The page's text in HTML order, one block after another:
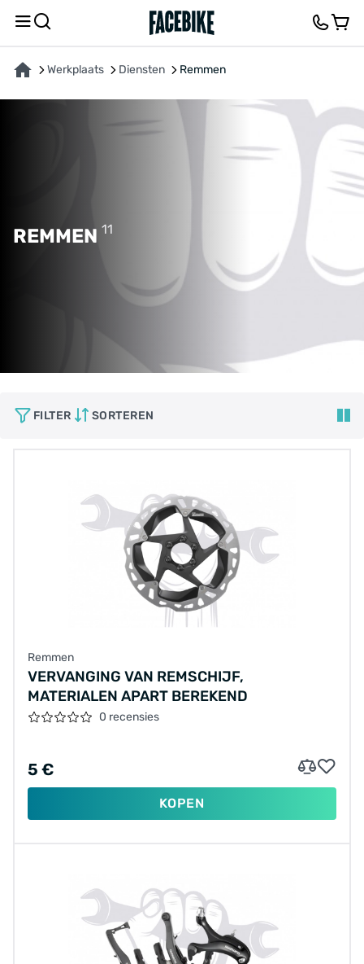
Werkplaats Diensten Remmen
REMMEN 11
FILTER SORTEREN
Remmen
VERVANGING VAN REMSCHIJF,
MATERIALEN APART BEREKEND
0 recensies
5 €
KOPEN